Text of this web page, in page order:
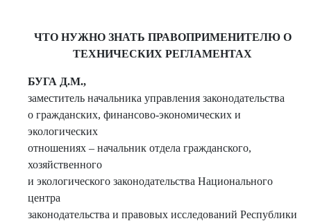
ЧТО НУЖНО ЗНАТЬ ПРАВОПРИМЕНИТЕЛЮ О
ТЕХНИЧЕСКИХ РЕГЛАМЕНТАХ
БУГА Д.М.,
заместитель начальника управления законодательства
о гражданских, финансово-экономических и
экологических
отношениях – начальник отдела гражданского,
хозяйственного
и экологического законодательства Национального
центра
законодательства и правовых исследований Республики